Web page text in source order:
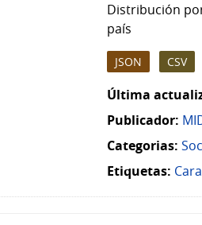
Distribución
país
JSON CSV
Última
Publicador:
Categorias:
Etiquetas: